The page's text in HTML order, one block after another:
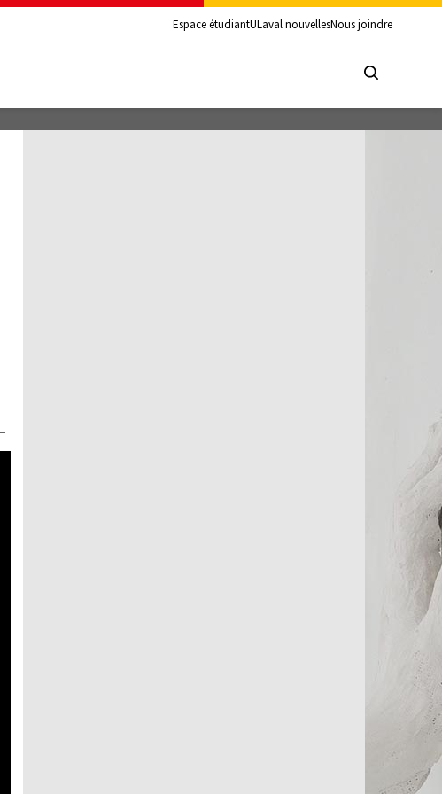
Espace étudiantULaval nouvellesNous joindre